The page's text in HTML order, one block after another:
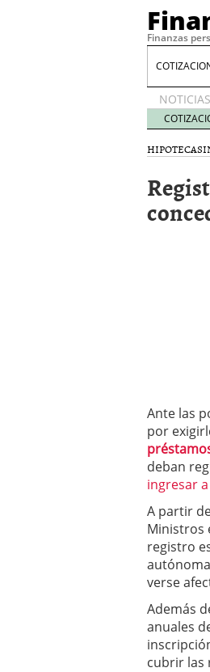
Finanzas
HIPOTECAS
Ante las
por
deban
ingresar
A partir
Ministros
registro
verse
Además
anuales
cubrir las